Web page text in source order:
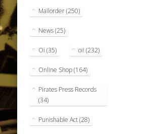
Mailorder(250)
News(25)
Oi (35) oi! (232)
Online Shop(164)
Pirates Press Records
(34)
Punishable Act(28)